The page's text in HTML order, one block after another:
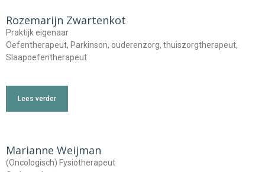
Rozemarijn Zwartenkot
Praktijk eigenaar
Oefentherapeut, Parkinson, ouderenzorg, thuiszorgtherapeut,
Slaapoefentherapeut
Lees verder
Marianne Weijman
(Oncologisch) Fysiotherapeut